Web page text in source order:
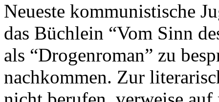
Neueste kommunistische
das Büchlein “Vom Sinn
als “Drogenroman” zu
nachkommen. Zur